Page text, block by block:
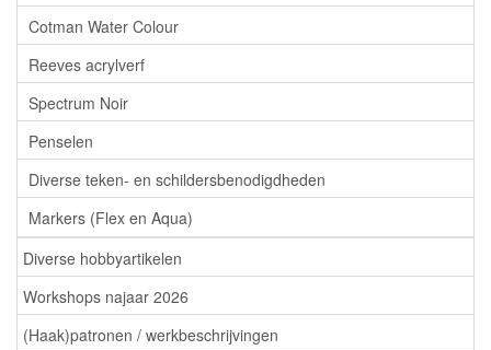
Cotman Water Colour
Reeves acrylverf
Spectrum Noir
Penselen
Diverse teken- en schildersbenodigdheden
Markers (Flex en Aqua)
Diverse hobbyartikelen
Workshops najaar 2026
(Haak)patronen / werkbeschrijvingen